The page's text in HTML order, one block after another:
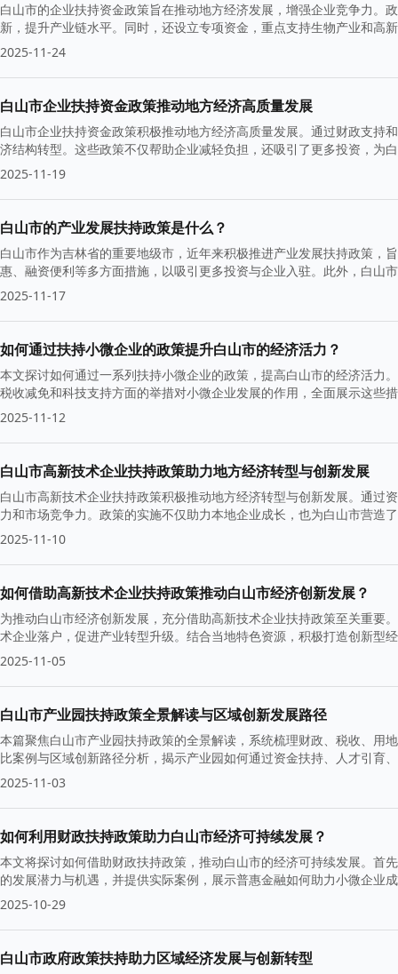
白山市的企业扶持资金政策旨在推动地方经济发展，增强企业竞争力。
新，提升产业链水平。同时，还设立专项资金，重点支持生物产业和高
2025-11-24
白山市企业扶持资金政策推动地方经济高质量发展
白山市企业扶持资金政策积极推动地方经济高质量发展。通过财政支持
济结构转型。这些政策不仅帮助企业减轻负担，还吸引了更多投资，为
2025-11-19
白山市的产业发展扶持政策是什么？
白山市作为吉林省的重要地级市，近年来积极推进产业发展扶持政策，
惠、融资便利等多方面措施，以吸引更多投资与企业入驻。此外，白山
结构优化升级。
2025-11-17
如何通过扶持小微企业的政策提升白山市的经济活力？
本文探讨如何通过一系列扶持小微企业的政策，提高白山市的经济活力
税收减免和科技支持方面的举措对小微企业发展的作用，全面展示这些
2025-11-12
白山市高新技术企业扶持政策助力地方经济转型与创新发展
白山市高新技术企业扶持政策积极推动地方经济转型与创新发展。通过
力和市场竞争力。政策的实施不仅助力本地企业成长，也为白山市营造
2025-11-10
如何借助高新技术企业扶持政策推动白山市经济创新发展？
为推动白山市经济创新发展，充分借助高新技术企业扶持政策至关重要
术企业落户，促进产业转型升级。结合当地特色资源，积极打造创新型
2025-11-05
白山市产业园扶持政策全景解读与区域创新发展路径
本篇聚焦白山市产业园扶持政策的全景解读，系统梳理财政、税收、用
比案例与区域创新路径分析，揭示产业园如何通过资金扶持、人才引育
涵盖要点解读、风险提示与实施建议，帮助企业、科研机构与地方政府
2025-11-03
如何利用财政扶持政策助力白山市经济可持续发展？
本文将探讨如何借助财政扶持政策，推动白山市的经济可持续发展。首
的发展潜力与机遇，并提供实际案例，展示普惠金融如何助力小微企业
2025-10-29
白山市政府政策扶持助力区域经济发展与创新转型